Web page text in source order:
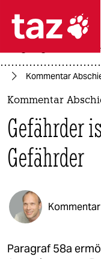

politik
öko
gesellschaft
kultur
sport
usa
Kommentar
Kommentar
Gefährder
Gefährder
Paragraf 58a